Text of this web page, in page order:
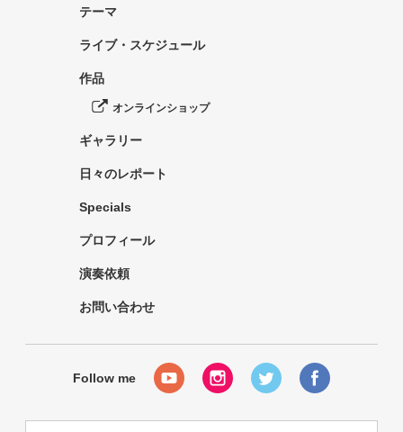
テーマ
ライブ・スケジュール
作品
オンラインショップ
ギャラリー
日々のレポート
Specials
プロフィール
演奏依頼
お問い合わせ